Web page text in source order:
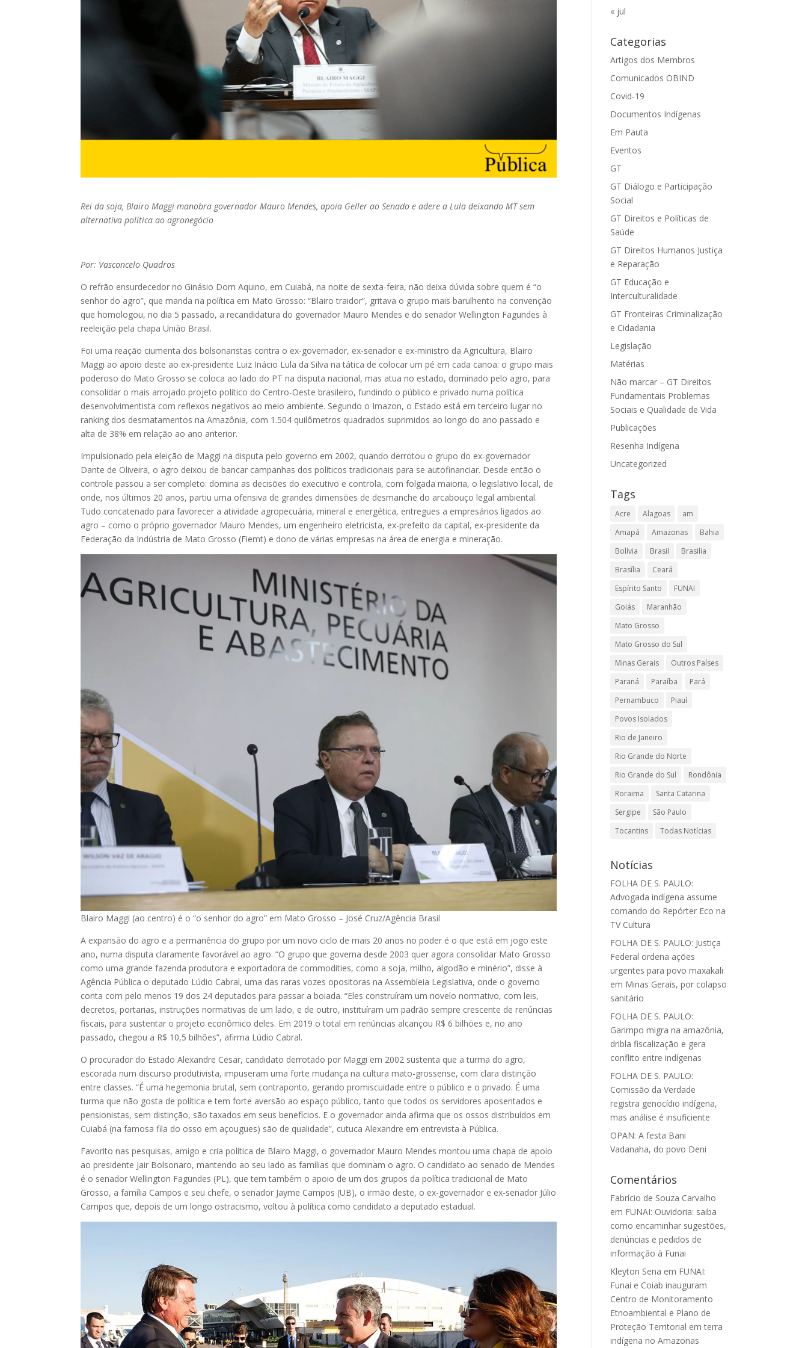
Rei da soja, Blairo Maggi manobra governador Mauro Mendes, apoia Geller ao Senado e adere a Lula deixando MT sem
alternativa política ao agronegócio
Por: Vasconcelo Quadros
O refrão ensurdecedor no Ginásio Dom Aquino, em Cuiabá, na noite de sexta-feira, não deixa dúvida sobre quem é “o
senhor do agro”, que manda na política em Mato Grosso: “Blairo traidor”, gritava o grupo mais barulhento na convenção
que homologou, no dia 5 passado, a recandidatura do governador Mauro Mendes e do senador Wellington Fagundes à
reeleição pela chapa União Brasil.
Foi uma reação ciumenta dos bolsonaristas contra o ex-governador, ex-senador e ex-ministro da Agricultura, Blairo
Maggi ao apoio deste ao ex-presidente Luiz Inácio Lula da Silva na tática de colocar um pé em cada canoa: o grupo mais
poderoso do Mato Grosso se coloca ao lado do PT na disputa nacional, mas atua no estado, dominado pelo agro, para
consolidar o mais arrojado projeto político do Centro-Oeste brasileiro, fundindo o público e privado numa política
desenvolvimentista com reflexos negativos ao meio ambiente. Segundo o Imazon, o Estado está em terceiro lugar no
ranking dos desmatamentos na Amazônia, com 1.504 quilômetros quadrados suprimidos ao longo do ano passado e
alta de 38% em relação ao ano anterior.
Impulsionado pela eleição de Maggi na disputa pelo governo em 2002, quando derrotou o grupo do ex-governador
Dante de Oliveira, o agro deixou de bancar campanhas dos políticos tradicionais para se autofinanciar. Desde então o
controle passou a ser completo: domina as decisões do executivo e controla, com folgada maioria, o legislativo local, de
onde, nos últimos 20 anos, partiu uma ofensiva de grandes dimensões de desmanche do arcabouço legal ambiental.
Tudo concatenado para favorecer a atividade agropecuária, mineral e energética, entregues a empresários ligados ao
agro – como o próprio governador Mauro Mendes, um engenheiro eletricista, ex-prefeito da capital, ex-presidente da
Federação da Indústria de Mato Grosso (Fiemt) e dono de várias empresas na área de energia e mineração.
Blairo Maggi (ao centro) é o “o senhor do agro” em Mato Grosso – José Cruz/Agência Brasil
A expansão do agro e a permanência do grupo por um novo ciclo de mais 20 anos no poder é o que está em jogo este
ano, numa disputa claramente favorável ao agro. “O grupo que governa desde 2003 quer agora consolidar Mato Grosso
como uma grande fazenda produtora e exportadora de commodities, como a soja, milho, algodão e minério”, disse à
Agência Pública o deputado Lúdio Cabral, uma das raras vozes opositoras na Assembleia Legislativa, onde o governo
conta com pelo menos 19 dos 24 deputados para passar a boiada. “Eles construíram um novelo normativo, com leis,
decretos, portarias, instruções normativas de um lado, e de outro, instituíram um padrão sempre crescente de renúncias
fiscais, para sustentar o projeto econômico deles. Em 2019 o total em renúncias alcançou R$ 6 bilhões e, no ano
passado, chegou a R$ 10,5 bilhões”, afirma Lúdio Cabral.
O procurador do Estado Alexandre Cesar, candidato derrotado por Maggi em 2002 sustenta que a turma do agro,
escorada num discurso produtivista, impuseram uma forte mudança na cultura mato-grossense, com clara distinção
entre classes. “É uma hegemonia brutal, sem contraponto, gerando promiscuidade entre o público e o privado. É uma
turma que não gosta de política e tem forte aversão ao espaço público, tanto que todos os servidores aposentados e
pensionistas, sem distinção, são taxados em seus benefícios. E o governador ainda afirma que os ossos distribuídos em
Cuiabá (na famosa fila do osso em açougues) são de qualidade”, cutuca Alexandre em entrevista à Pública.
Favorito nas pesquisas, amigo e cria política de Blairo Maggi, o governador Mauro Mendes montou uma chapa de apoio
ao presidente Jair Bolsonaro, mantendo ao seu lado as famílias que dominam o agro. O candidato ao senado de Mendes
é o senador Wellington Fagundes (PL), que tem também o apoio de um dos grupos da política tradicional de Mato
Grosso, a família Campos e seu chefe, o senador Jayme Campos (UB), o irmão deste, o ex-governador e ex-senador Júlio
Campos que, depois de um longo ostracismo, voltou à política como candidato a deputado estadual.
« jul
Categorias
Artigos dos Membros
Comunicados OBIND
Covid-19
Documentos Indígenas
Em Pauta
Eventos
GT
GT Diálogo e Participação
Social
GT Direitos e Políticas de
Saúde
GT Direitos Humanos Justiça
e Reparação
GT Educação e
Interculturalidade
GT Fronteiras Criminalização
e Cidadania
Legislação
Matérias
Não marcar – GT Direitos
Fundamentais Problemas
Sociais e Qualidade de Vida
Publicações
Resenha Indígena
Uncategorized
Tags
Acre Alagoas
am
Amapá
Amazonas
Bahia
Bolívia
Brasil
Brasilia
Brasília
Ceará
Espírito Santo
FUNAI
Goiás
Maranhão
Mato Grosso
Mato Grosso do Sul
Minas Gerais
Outros Países
Paraná
Paraíba
Pará
Pernambuco
Piauí
Povos Isolados
Rio de Janeiro
Rio Grande do Norte
Rio Grande do Sul
Rondônia
Roraima
Santa Catarina
Sergipe
São Paulo
Tocantins
Todas Notícias
Notícias
FOLHA DE S. PAULO:
Advogada indígena assume
comando do Repórter Eco na
TV Cultura
FOLHA DE S. PAULO: Justiça
Federal ordena ações
urgentes para povo maxakali
em Minas Gerais, por colapso
sanitário
FOLHA DE S. PAULO:
Garimpo migra na amazônia,
dribla fiscalização e gera
conflito entre indígenas
FOLHA DE S. PAULO:
Comissão da Verdade
registra genocídio indígena,
mas análise é insuficiente
OPAN: A festa Bani
Vadanaha, do povo Deni
Comentários
Fabrício de Souza Carvalho
em FUNAI: Ouvidoria: saiba
como encaminhar sugestões,
denúncias e pedidos de
informação à Funai
Kleyton Sena em FUNAI:
Funai e Coiab inauguram
Centro de Monitoramento
Etnoambiental e Plano de
Proteção Territorial em terra
indígena no Amazonas